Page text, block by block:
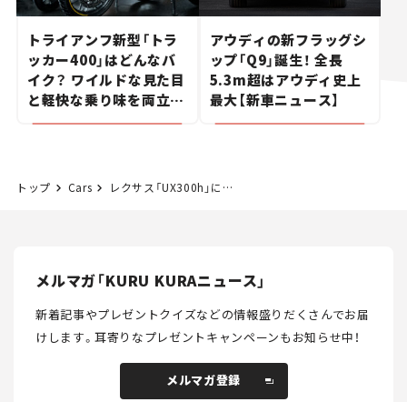
トライアンフ新型「トラ
ッカー400」はどんなバ
イク？ ワイルドな見た目
と軽快な乗り味を両立し
た400ccフラットトラッ
アウディの新フラッグシ
ップ「Q9」誕生！ 全長
5.3m超はアウディ史上
最大【新車ニュース】
トップ Cars レクサス「UX300h」に新グレード登場！ 「シャイニングエッセンス」はレクサス初採用の加飾で上質感アップ【新車ニュース】
メルマガ「KURU KURAニュース」
新着記事やプレゼントクイズなどの情報盛りだくさんでお届
けします。耳寄りなプレゼントキャンペーンもお知らせ中！
メルマガ登録